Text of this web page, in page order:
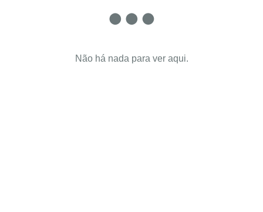
Não há nada para ver aqui.